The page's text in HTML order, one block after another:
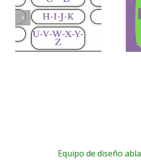
La misión
de
ablaempleo
Equipo de diseño